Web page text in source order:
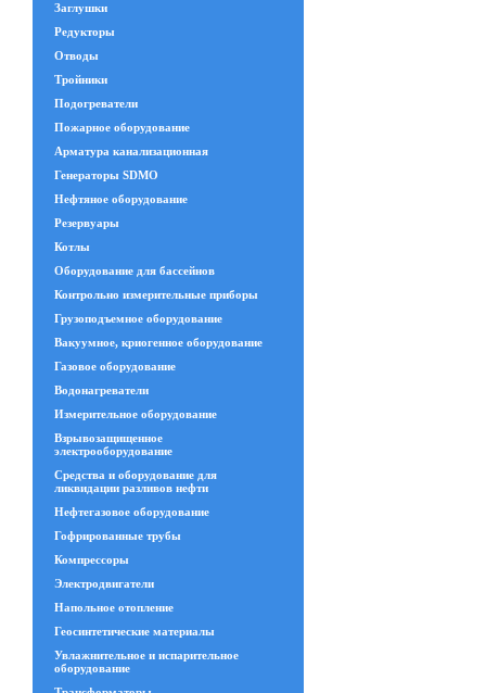
Заглушки
Редукторы
Отводы
Тройники
Подогреватели
Пожарное оборудование
Арматура канализационная
Генераторы SDMO
Нефтяное оборудование
Резервуары
Котлы
Оборудование для бассейнов
Контрольно измерительные приборы
Грузоподъемное оборудование
Вакуумное, криогенное оборудование
Газовое оборудование
Водонагреватели
Измерительное оборудование
Взрывозащищенное
электрооборудование
Средства и оборудование для
ликвидации разливов нефти
Нефтегазовое оборудование
Гофрированные трубы
Компрессоры
Электродвигатели
Напольное отопление
Геосинтетические материалы
Увлажнительное и испарительное
оборудование